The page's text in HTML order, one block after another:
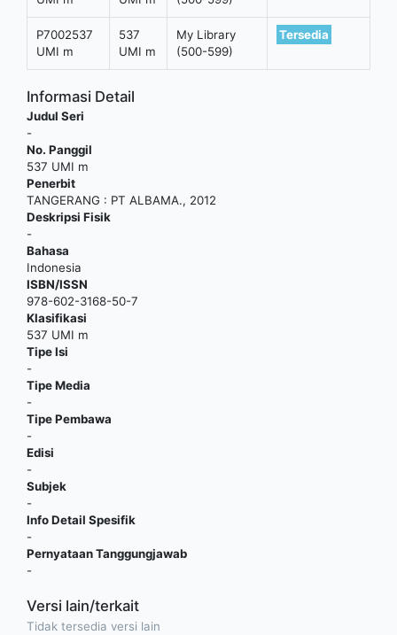
P7002537
UMI m
537
UMI m
My Library
(500-599)
Tersedia
Informasi Detail
Judul Seri
-
No. Panggil
537 UMI m
Penerbit
TANGERANG : PT ALBAMA., 2012
Deskripsi Fisik
-
Bahasa
Indonesia
ISBN/ISSN
978-602-3168-50-7
Klasifikasi
537 UMI m
Tipe Isi
-
Tipe Media
-
Tipe Pembawa
-
Edisi
-
Subjek
-
Info Detail Spesifik
-
Pernyataan Tanggungjawab
-
Versi lain/terkait
Tidak tersedia versi lain